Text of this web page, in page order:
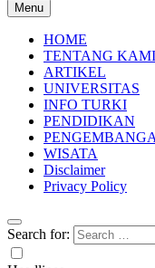
Menu
HOME
TENTANG KAMI
ARTIKEL
UNIVERSITAS
INFO TURKI
PENDIDIKAN
WISATA
Disclaimer
Privacy Policy
Search for: